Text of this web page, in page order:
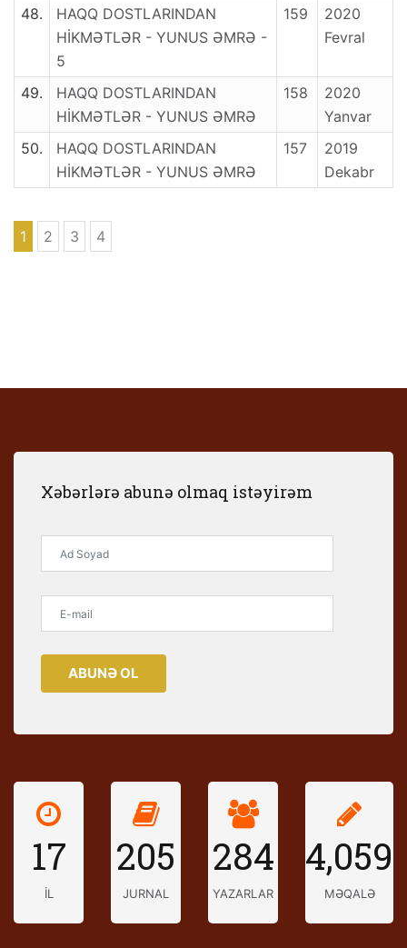
48.
HAQQ DOSTLARINDAN
HİKMƏTLƏR - YUNUS ƏMRƏ -
5
159
2020
Fevral
49.
HAQQ DOSTLARINDAN
HİKMƏTLƏR - YUNUS ƏMRƏ
158
2020
Yanvar
50.
HAQQ DOSTLARINDAN
HİKMƏTLƏR - YUNUS ƏMRƏ
157
2019
Dekabr
1 2 3 4
Xəbərlərə abunə olmaq istəyirəm
ABUNƏ OL
17
İL
205
JURNAL
284
YAZARLAR
4,059
MƏQALƏ